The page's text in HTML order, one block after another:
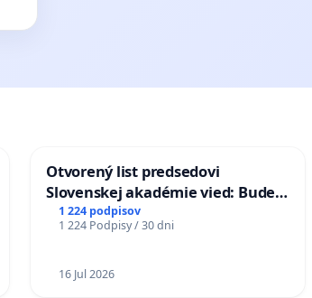
Otvorený list predsedovi
Slovenskej akadémie vied: Bude
mať Vízia Slovenska 2040 mravnú
chrbticu?
1 224 podpisov
1 224 Podpisy / 30 dni
16 Jul 2026